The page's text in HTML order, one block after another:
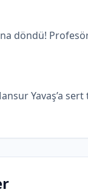
döndü!
Yavaş’a